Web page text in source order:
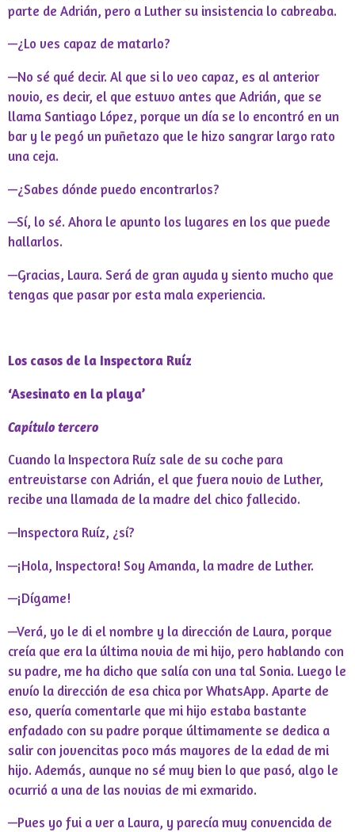
parte de Adrián, pero a Luther su insistencia lo cabreaba.
—¿Lo ves capaz de matarlo?
—No sé qué decir. Al que si lo veo capaz, es al anterior
novio, es decir, el que estuvo antes que Adrián, que se
llama Santiago López, porque un día se lo encontró en un
bar y le pegó un puñetazo que le hizo sangrar largo rato
una ceja.
—¿Sabes dónde puedo encontrarlos?
—Sí, lo sé. Ahora le apunto los lugares en los que puede
hallarlos.
—Gracias, Laura. Será de gran ayuda y siento mucho que
tengas que pasar por esta mala experiencia.
Los casos de la Inspectora Ruíz
‘Asesinato en la playa’
Capítulo tercero
Cuando la Inspectora Ruíz sale de su coche para
entrevistarse con Adrián, el que fuera novio de Luther,
recibe una llamada de la madre del chico fallecido.
—Inspectora Ruíz, ¿sí?
—¡Hola, Inspectora! Soy Amanda, la madre de Luther.
—¡Dígame!
—Verá, yo le di el nombre y la dirección de Laura, porque
creía que era la última novia de mi hijo, pero hablando con
su padre, me ha dicho que salía con una tal Sonia. Luego le
envío la dirección de esa chica por WhatsApp. Aparte de
eso, quería comentarle que mi hijo estaba bastante
enfadado con su padre porque últimamente se dedica a
salir con jovencitas poco más mayores de la edad de mi
hijo. Además, aunque no sé muy bien lo que pasó, algo le
ocurrió a una de las novias de mi exmarido.
—Pues yo fui a ver a Laura, y parecía muy convencida de